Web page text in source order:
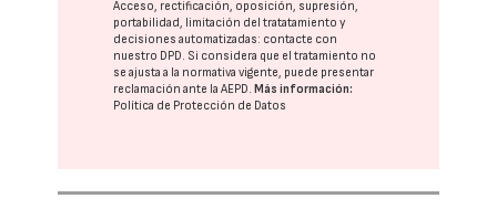
Acceso, rectificación, oposición, supresión,
portabilidad, limitación del tratatamiento y
decisiones automatizadas: contacte con
nuestro DPD. Si considera que el tratamiento no
se ajusta a la normativa vigente, puede presentar
reclamación ante laAEPD. Más información:
Política de Protección de Datos